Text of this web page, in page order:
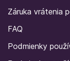
Záruka vrátenia
FAQ
Podmienky